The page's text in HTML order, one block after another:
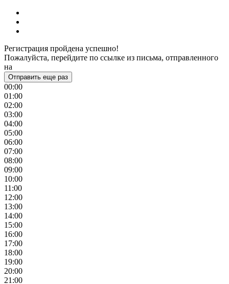
Регистрация пройдена успешно!
Пожалуйста, перейдите по ссылке из письма, отправленного
на
Отправить еще раз
00:00
01:00
02:00
03:00
04:00
05:00
06:00
07:00
08:00
09:00
10:00
11:00
12:00
13:00
14:00
15:00
16:00
17:00
18:00
19:00
20:00
21:00